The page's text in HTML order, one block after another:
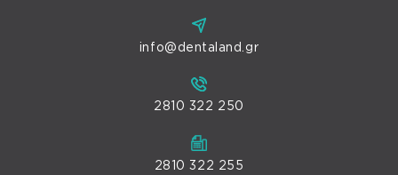
info@dentaland.gr
2810 322 250
2810 322 255